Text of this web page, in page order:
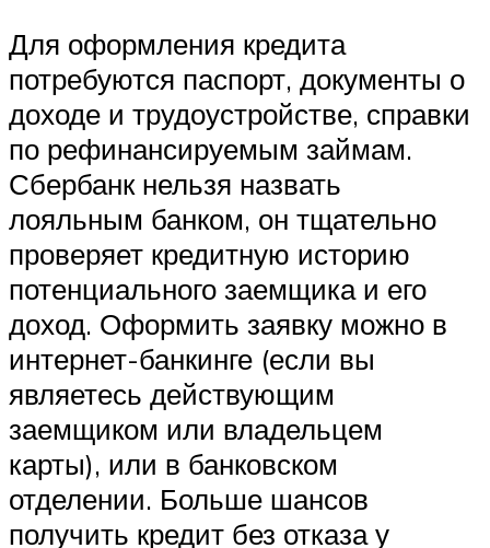
Для оформления кредита
потребуются паспорт, документы о
доходе и трудоустройстве, справки
по рефинансируемым займам.
Сбербанк нельзя назвать
лояльным банком, он тщательно
проверяет кредитную историю
потенциального заемщика и его
доход. Оформить заявку можно в
интернет-банкинге (если вы
являетесь действующим
заемщиком или владельцем
карты), или в банковском
отделении. Больше шансов
получить кредит без отказа у